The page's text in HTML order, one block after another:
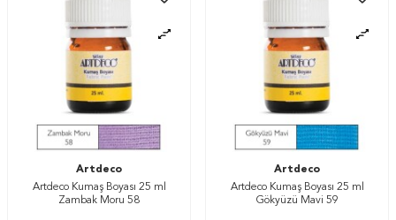
Artdeco
Artdeco Kumaş Boyası 25 ml
Zambak Moru 58
Artdeco
Artdeco Kumaş Boyası 25 ml
Gökyüzü Mavi 59